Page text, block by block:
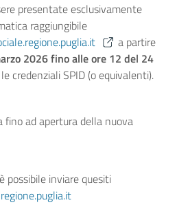
presentate esclusivamente
raggiungibile
a partire
2026 fino alle ore 12 del 24
credenziali SPID (o equivalenti).
fino ad apertura della nuova
possibile inviare quesiti